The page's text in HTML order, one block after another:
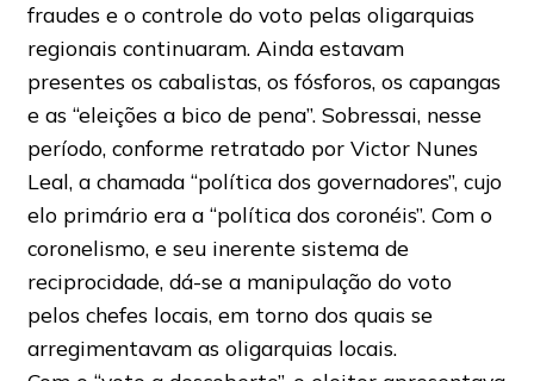
fraudes e o controle do voto pelas oligarquias
regionais continuaram. Ainda estavam
presentes os cabalistas, os fósforos, os capangas
e as “eleições a bico de pena”. Sobressai, nesse
período, conforme retratado por Victor Nunes
Leal, a chamada “política dos governadores”, cujo
elo primário era a “política dos coronéis”. Com o
coronelismo, e seu inerente sistema de
reciprocidade, dá-se a manipulação do voto
pelos chefes locais, em torno dos quais se
arregimentavam as oligarquias locais.